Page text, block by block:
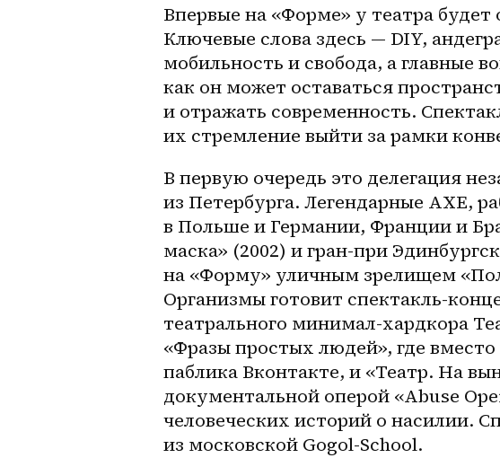
Впервые на «Форме» у театра
Ключевые слова здесь — DIY,
мобильность и свобода, а главные
как он может оставаться
и отражать современность.
их стремление выйти за рамки
В первую очередь это делегация
из Петербурга. Легендарные AXE,
в Польше и Германии, Франции и
маска» (2002) и гран-при
на «Форму» уличным зрелищем
Организмы готовит спектакль-
театрального минимал-хардкора
«Фразы простых людей», где
паблика Вконтакте, и «Театр. На
документальной оперой «Abuse
человеческих историй о насилии.
из московской Gogol-School.